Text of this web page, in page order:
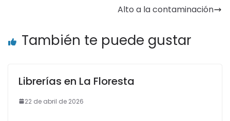
Alto a la contaminación
También te puede gustar
Librerías en La Floresta
22 de abril de 2026